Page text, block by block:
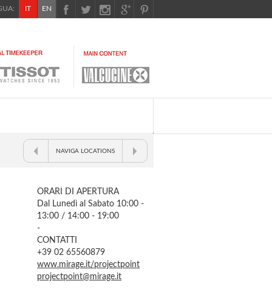
EN
IT
NAVIGA LOCATIONS
ORARI DI APERTURA
Dal Lunedì al Sabato 10:00 -
13:00 / 14:00 - 19:00
-
CONTATTI
+39 02 65560879
www.mirage.it/projectpoint
projectpoint@mirage.it